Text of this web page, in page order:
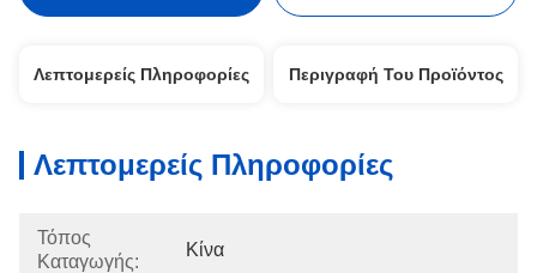
Λεπτομερείς Πληροφορίες Περιγραφή Του Προϊόντος
Λεπτομερείς Πληροφορίες
Τόπος
Καταγωγής:
Κίνα